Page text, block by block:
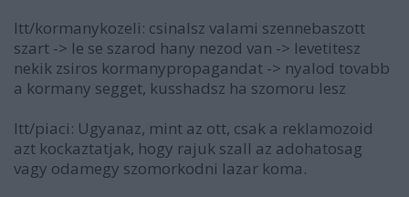
Itt/kormanykozeli: csinalsz valami szennebaszott
szart -> le se szarod hany nezod van -> levetitesz
nekik zsiros kormanypropagandat -> nyalod tovabb
a kormany segget, kusshadsz ha szomoru lesz
Itt/piaci: Ugyanaz, mint az ott, csak a reklamozoid
azt kockaztatjak, hogy rajuk szall az adohatosag
vagy odamegy szomorkodni lazar koma.